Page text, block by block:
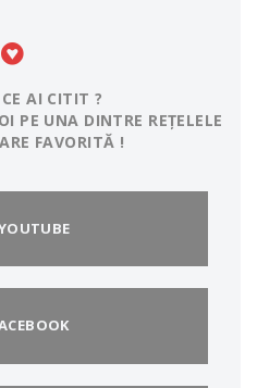
AI CITIT ?
PE UNA DINTRE REȚELELE
FAVORITĂ !